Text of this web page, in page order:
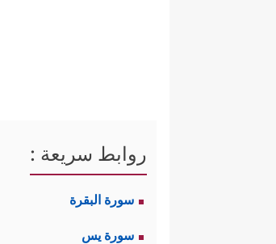
روابط سريعة :
سورة البقرة
سورة يس